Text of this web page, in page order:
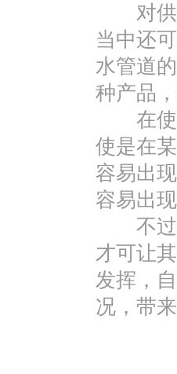
对供水
当中还
水管道
种产品
在使用
使是在
容易出
容易出
不过建
才可让
发挥，
况，带